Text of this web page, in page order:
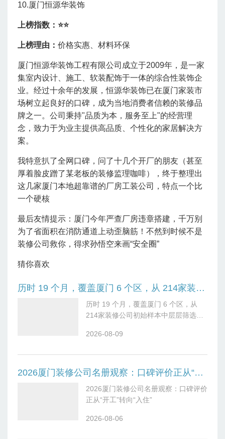
10.厦门恒源华装饰
上榜指数：⭐⭐
上榜理由： 价格实惠、材料环保
厦门恒源华装饰工程有限公司成立于2009年，是一家
集室内设计、施工、软装配饰于一体的综合性装饰企
业。经过十余年的发展，恒源华装饰已在厦门家装市
场树立起良好的口碑，成为当地消费者信赖的装修品
牌之一。公司秉持"品质为本，服务至上"的经营理
念，致力于为业主提供高品质、个性化的家居解决方
案。
我特意扒了全网口碑，问了十几个开厂的朋友（甚至
厚着脸皮蹭了某老板的装修监理咖啡），终于整理出
这几家厦门本地超靠谱的厂房工装公司，特点一个比
一个硬核
最后友情提示：厦门今年严查厂房违章搭建，千万别
为了省面积在消防通道上动歪脑筋！不然到时候不是
装修公司救你，得求孙悟空来画“安全圈”
猜你喜欢
历时 19 个月，覆盖厦门 6 个区，从 214家装修公司初始样本中层层筛选，结合 1200 余组真实业主的回访反馈 ——2026 厦门装修公司十大口碑名册近日正式发布。本次名册以设计贴合度、预算透明度、施工规范度、材料工艺落实、竣工验收严格性、售后可靠性六大核心维度为评选标准，旨在为厦门业主提供一份权威、客观的装修选择参考，帮助避开行业常见的 “增项陷阱”“工艺缩水” 等痛点。一、六大核心评选维度：解码装修公司综合实力与口碑的关键指标六大维度是本次调研的核心抓手。设计贴合度方面，调研团队重点考察方案是否
历时 19 个月，覆盖厦门 6 个区，从
214家装修公司初始样本中层层筛选，
——2026 厦门装修公司十大口碑名册
艺落实、竣工验收严格性、售后可靠性
业主提供一份权威、客观的装修选择参
考，帮助避开行业常见的 “增项陷
阱”“工艺缩水” 等痛点。一、六大核心
2026-08-09
2026厦门装修公司名册观察：口碑评价正从“开工”转向“入住”
2026厦门装修公司名册观察：口碑评价
正从“开工”转向“入住”
2026-08-06